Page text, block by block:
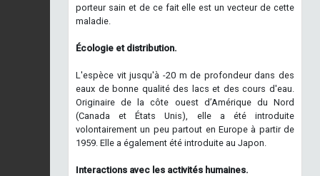
porteur sain et de ce fait elle est un vecteur de cette
maladie.
Écologie et distribution.
L'espèce vit jusqu'à -20 m de profondeur dans des
eaux de bonne qualité des lacs et des cours d'eau.
Originaire de la côte ouest d’Amérique du Nord
(Canada et États Unis), elle a été introduite
volontairement un peu partout en Europe à partir de
1959. Elle a également été introduite au Japon.
Interactions avec les activités humaines.